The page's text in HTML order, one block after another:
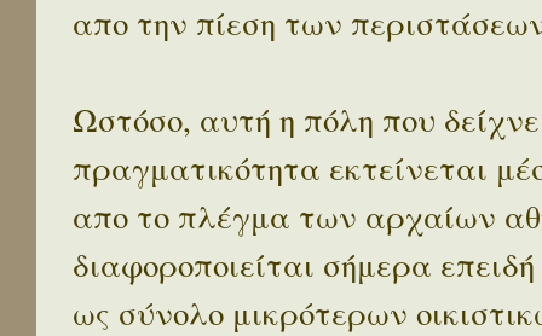
απο την πίεση των
Ωστόσο, αυτή η πόλη που
πραγματικότητα εκτείνεται
απο το πλέγμα των αρχαίων
διαφοροποιείται σήμερα
ως σύνολο μικρότερων